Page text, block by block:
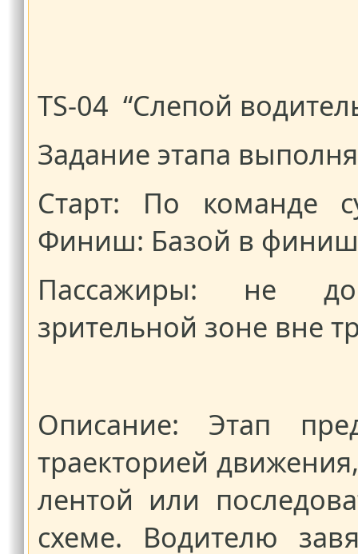
TS-04 “Слепой
Задание этапа
Старт: По команде
Финиш: Базой в
Пассажиры: не
зрительной зоне вне
Описание: Этап
траекторией
лентой или
схеме. Водителю